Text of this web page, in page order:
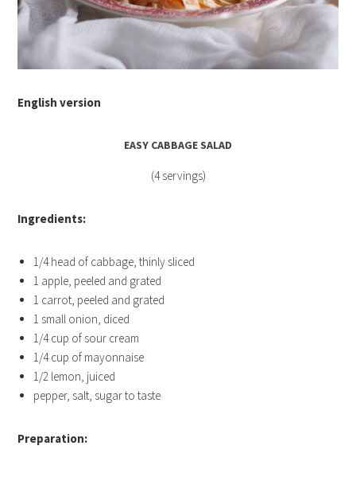
English version
EASY CABBAGE SALAD
(4 servings)
Ingredients:
1/4 head of cabbage, thinly sliced
1 apple, peeled and grated
1 carrot, peeled and grated
1 small onion, diced
1/4 cup of sour cream
1/4 cup of mayonnaise
1/2 lemon, juiced
pepper, salt, sugar to taste
Preparation: